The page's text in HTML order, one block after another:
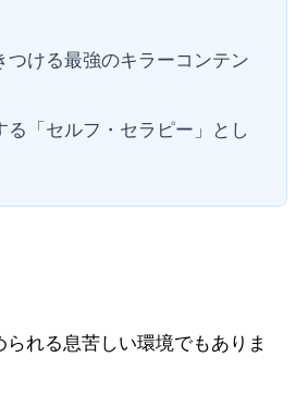
ける最強のキラーコンテン
「セルフ・セラピー」とし
れる息苦しい環境でもありま